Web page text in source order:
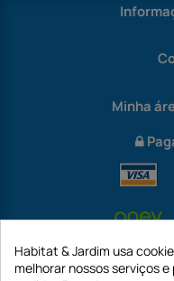
Minha
Habitat & Jardim usa
melhorar nossos serviços